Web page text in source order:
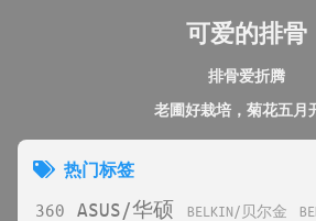
可爱的排骨
排骨爱折腾
老圃好栽培，菊花五月
热门标签
360 ASUS/华硕 BELKIN/贝尔金